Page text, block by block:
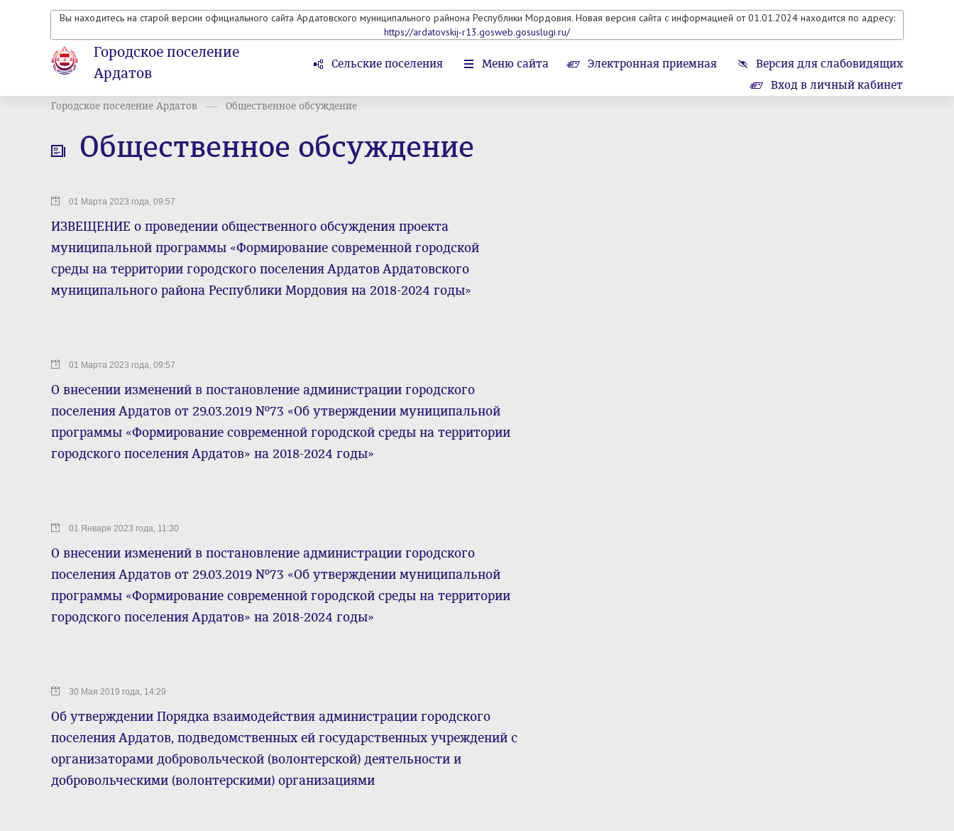
Вы находитесь на старой версии официального сайта Ардатовского муниципального райнона Республики Мордовия. Новая версия сайта с информацией от 01.01.2024 находится по адресу:
https://ardatovskij-r13.gosweb.gosuslugi.ru/
Городское поселение
Ардатов
Сельские поселения Меню сайта Электронная приемная
Версия для слабовидящих
Вход в личный кабинет
Городское поселение Ардатов Общественное обсуждение
Общественное обсуждение
01 Марта 2023 года, 09:57
ИЗВЕЩЕНИЕ о проведении общественного обсуждения проекта
муниципальной программы «Формирование современной городской
среды на территории городского поселения Ардатов Ардатовского
муниципального района Республики Мордовия на 2018-2024 годы»
01 Марта 2023 года, 09:57
О внесении изменений в постановление администрации городского
поселения Ардатов от 29.03.2019 №73 «Об утверждении муниципальной
программы «Формирование современной городской среды на территории
городского поселения Ардатов» на 2018-2024 годы»
01 Января 2023 года, 11:30
О внесении изменений в постановление администрации городского
поселения Ардатов от 29.03.2019 №73 «Об утверждении муниципальной
программы «Формирование современной городской среды на территории
городского поселения Ардатов» на 2018-2024 годы»
30 Мая 2019 года, 14:29
Об утверждении Порядка взаимодействия администрации городского
поселения Ардатов, подведомственных ей государственных учреждений с
организаторами добровольческой (волонтерской) деятельности и
добровольческими (волонтерскими) организациями